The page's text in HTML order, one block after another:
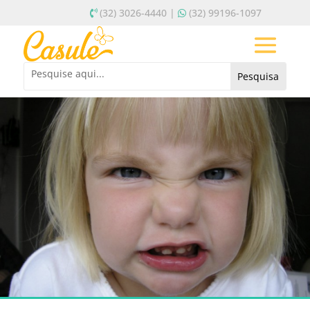
(32) 3026-4440 | (32) 99196-1097